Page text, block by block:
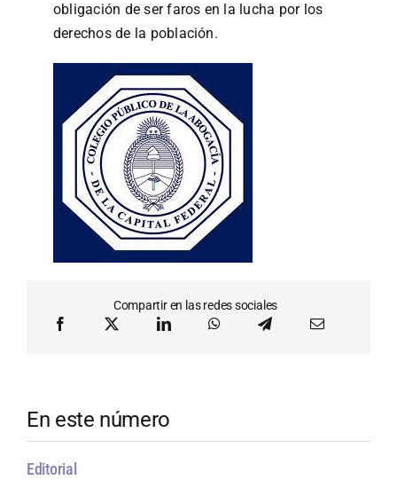
obligación de ser faros en la lucha por los
derechos de la población.
Compartir en las redes sociales
En este número
Editorial